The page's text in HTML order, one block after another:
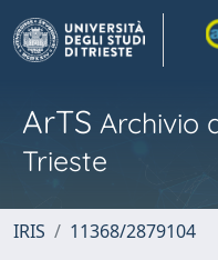
ArTS Archivio
Trieste
IRIS 11368/2879104